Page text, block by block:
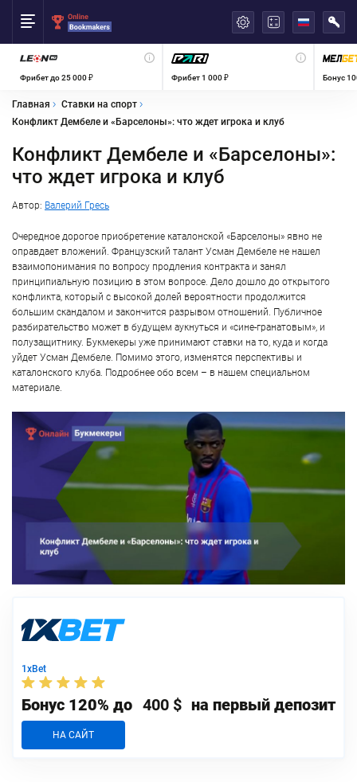
Фрибет до 25 000 ₽ Фрибет 1 000 ₽ Бонус
Главная
Ставки на спорт
Конфликт Дембеле и «Барселоны»: что ждет игрока и клуб
Конфликт Дембеле и «Барселоны»:
что ждет игрока и клуб
Автор: Валерий Гресь
Очередное дорогое приобретение каталонской «Барселоны» явно не
оправдает вложений. Французский талант Усман Дембеле не нашел
взаимопонимания по вопросу продления контракта и занял
принципиальную позицию в этом вопросе. Дело дошло до открытого
конфликта, который с высокой долей вероятности продолжится
большим скандалом и закончится разрывом отношений. Публичное
разбирательство может в будущем аукнуться и «сине-гранатовым», и
полузащитнику. Букмекеры уже принимают ставки на то, куда и когда
уйдет Усман Дембеле. Помимо этого, изменятся перспективы и
каталонского клуба. Подробнее обо всем – в нашем специальном
материале.
1xBet
Бонус 120% до 400 $ на первый депозит
НА САЙТ